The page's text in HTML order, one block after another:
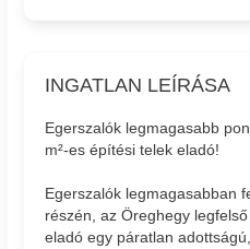
INGATLAN LEÍRÁSA
Egerszalók legmagasabb
m²-es építési telek eladó!
Egerszalók legmagasabban
részén, az Öreghegy
eladó egy páratlan